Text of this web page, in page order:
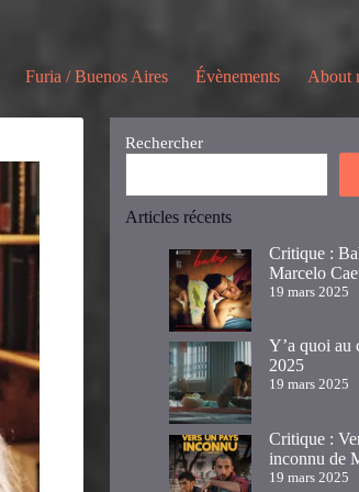
Furia / Buenos Aires Évènements About
Rechercher
Articles récents
Critique :
Marcelo
19 mars 2025
Y’a quoi au
2025
19 mars 2025
Critique :
inconnu de
19 mars 2025